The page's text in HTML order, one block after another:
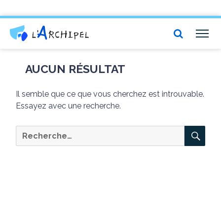
Centre social et culturel l'Archipel
AUCUN RÉSULTAT
Il semble que ce que vous cherchez est introuvable.
Essayez avec une recherche.
Recherche